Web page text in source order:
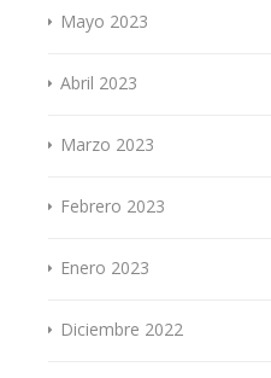
Mayo 2023
Abril 2023
Marzo 2023
Febrero 2023
Enero 2023
Diciembre 2022